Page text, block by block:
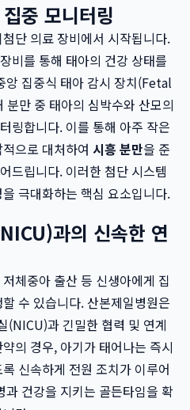
중 모니터링
단 의료 장비에서 시작됩니다.
비를 통해 태아의 건강 상태를
앙 집중식 태아 감시 장치(Fetal
만 중 태아의 심박수와 산모의
링합니다. 이를 통해 아주 작은
으로 대처하여 시흥 분만을 준
드립니다. 이러한 첨단 시스템
극대화하는 핵심 요소입니다.
과의 신속한 연
체중아 출산 등 신생아에게 집
수 있습니다. 산본제일병원은
(NICU)과 긴밀한 협력 및 연계
의 경우, 아기가 태어나는 즉시
신속하게 전원 조치가 이루어
건강을 지키는 골든타임을 확